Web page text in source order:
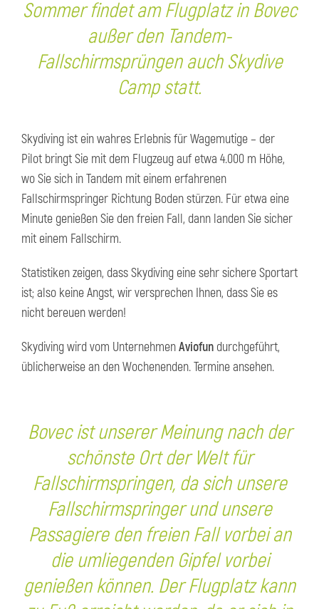
Sommer findet am Flugplatz in Bovec
außer den Tandem-
Fallschirmsprüngen auch Skydive
Camp statt.
Skydiving ist ein wahres Erlebnis für Wagemutige – der
Pilot bringt Sie mit dem Flugzeug auf etwa 4.000 m Höhe,
wo Sie sich in Tandem mit einem erfahrenen
Fallschirmspringer Richtung Boden stürzen. Für etwa eine
Minute genießen Sie den freien Fall, dann landen Sie sicher
mit einem Fallschirm.
Statistiken zeigen, dass Skydiving eine sehr sichere Sportart
ist; also keine Angst, wir versprechen Ihnen, dass Sie es
nicht bereuen werden!
Skydiving wird vom UnternehmenAviofun durchgeführt,
üblicherweise an den Wochenenden. Termine ansehen.
Bovec ist unserer Meinung nach der
schönste Ort der Welt für
Fallschirmspringen, da sich unsere
Fallschirmspringer und unsere
Passagiere den freien Fall vorbei an
die umliegenden Gipfel vorbei
genießen können. Der Flugplatz kann